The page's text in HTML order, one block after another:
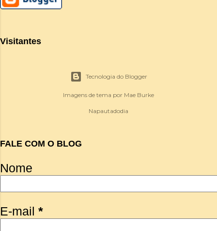
Visitantes
Tecnologia do Blogger
Imagens de tema por Mae Burke
Napautadodia
FALE COM O BLOG
Nome
E-mail *